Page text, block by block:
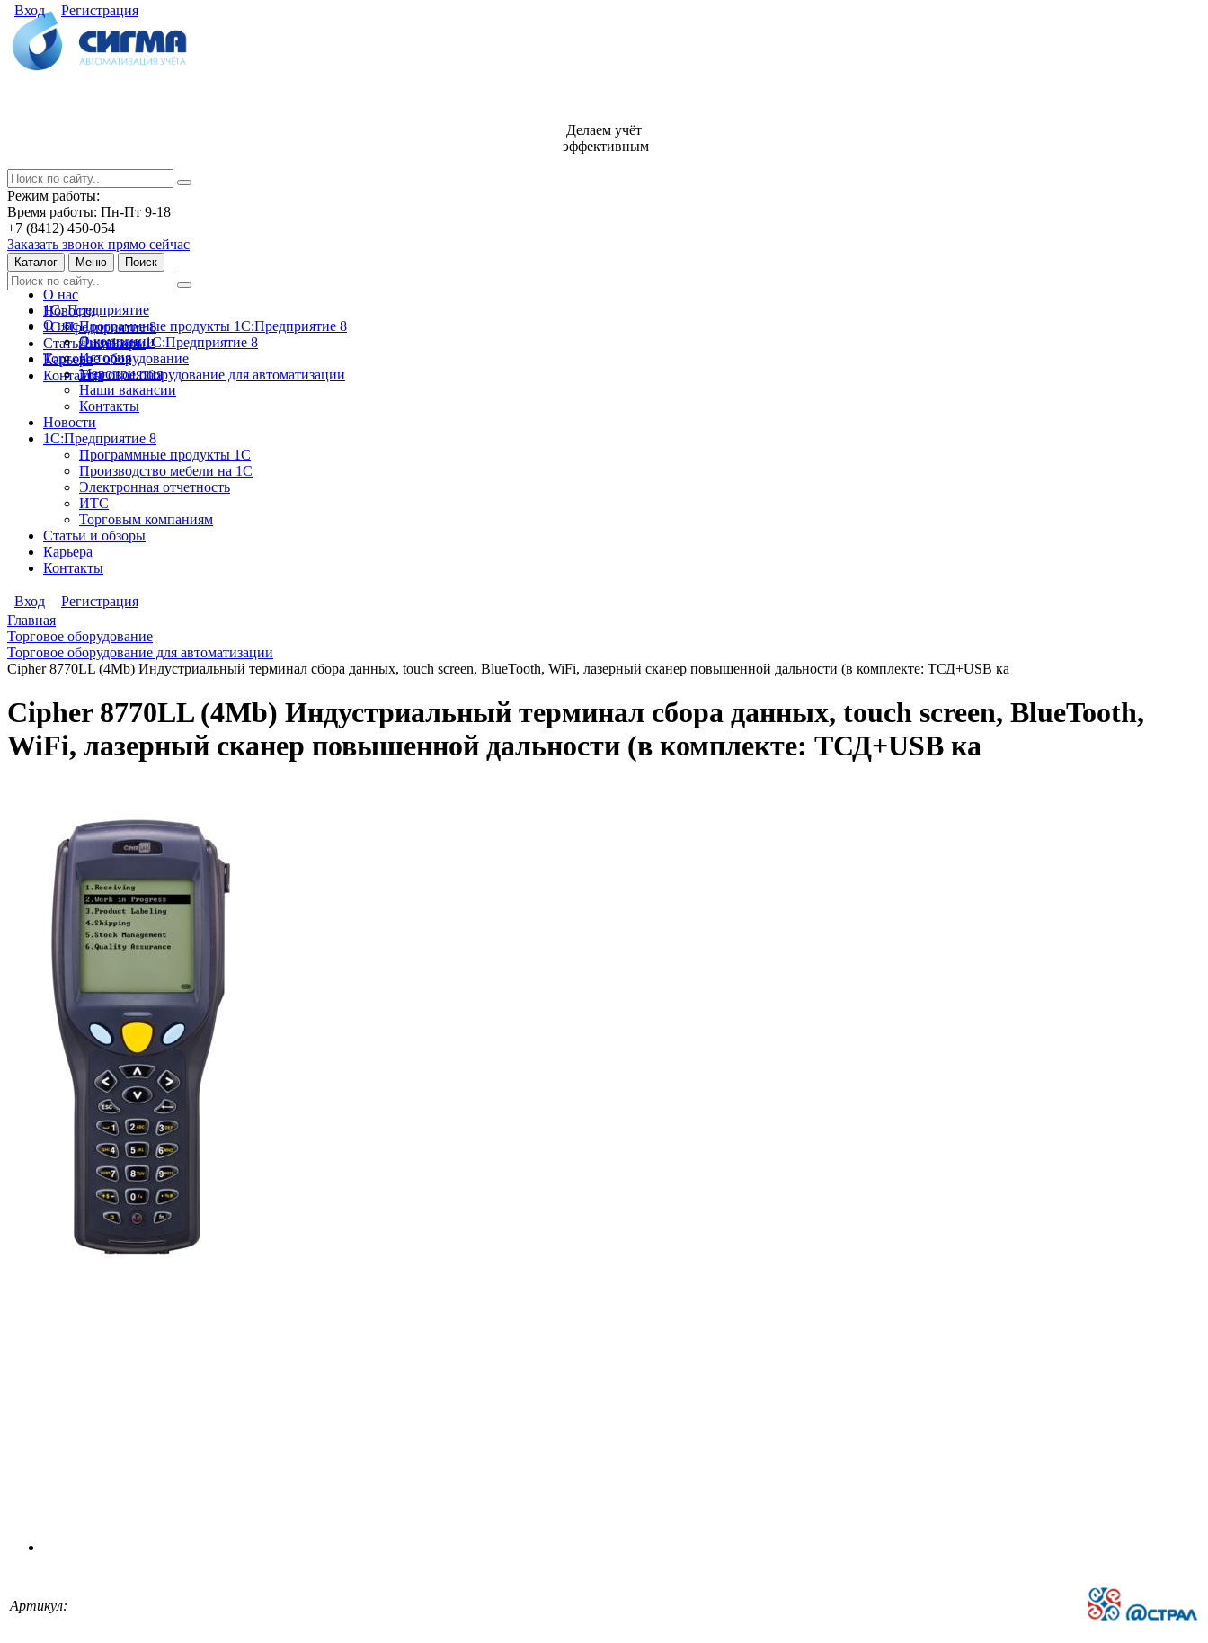
Вход Регистрация
Делаем учёт
эффективным
Режим работы:
Время работы: Пн-Пт 9-18
+7 (8412) 450-054
Заказать звонок прямо сейчас
Каталог Меню Поиск
О нас
Новости
1С:Предприятие 8
Статьи и обзоры
Карьера
Контакты
1С: Предприятие
Программные продукты 1С:Предприятие 8
Лицензии 1С:Предприятие 8
Торговое оборудование
Торговое оборудование для автоматизации
О нас
О компании
История
Мероприятия
Наши вакансии
Контакты
Новости
1С:Предприятие 8
Программные продукты 1С
Производство мебели на 1С
Электронная отчетность
ИТС
Торговым компаниям
Статьи и обзоры
Карьера
Контакты
Вход
Регистрация
Главная
Торговое оборудование
Торговое оборудование для автоматизации
Cipher 8770LL (4Mb) Индустриальный терминал сбора данных, touch screen, BlueTooth, WiFi, лазерный сканер повышенной дальности (в комплекте: ТСД+USB ка
Cipher 8770LL (4Mb) Индустриальный терминал сбора данных, touch screen, BlueTooth,
WiFi, лазерный сканер повышенной дальности (в комплекте: ТСД+USB ка
Артикул: